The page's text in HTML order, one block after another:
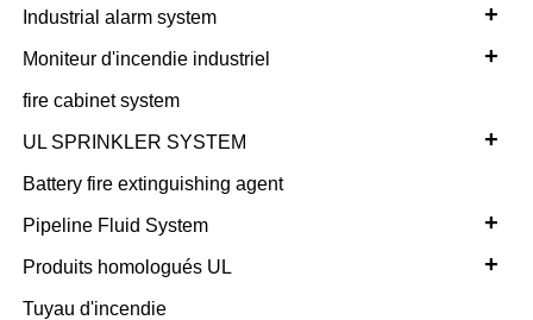
+
Industrial alarm system
+
Moniteur d'incendie industriel
fire cabinet system
+
UL SPRINKLER SYSTEM
Battery fire extinguishing agent
+
Pipeline Fluid System
+
Produits homologués UL
Tuyau d'incendie